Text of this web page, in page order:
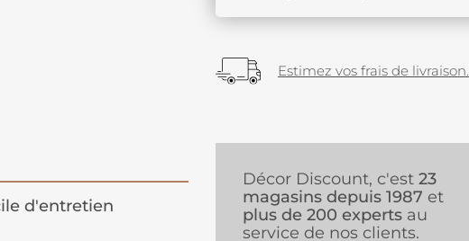
Estimez vos frais de livraison.
d'entretien
Décor Discount, c'est 23
magasins depuis 1987 et
plus de 200 experts au
service de nos clients.